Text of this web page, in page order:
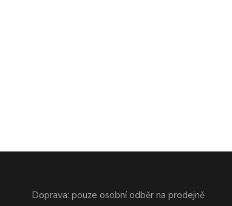
Doprava: pouze osobní odběr na prodejně